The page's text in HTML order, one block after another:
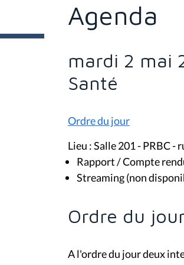
e
s
Agenda
mardi 2 mai
Santé
Ordre du jour
Lieu : Salle 201 - PRBC -
Rapport / Compte
Streaming (non
Ordre du
A l'ordre du jour deux